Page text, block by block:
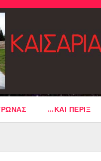
…ΚΑΙ ΠΕΡΙΞ